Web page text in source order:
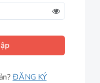
ĐĂNG KÝ